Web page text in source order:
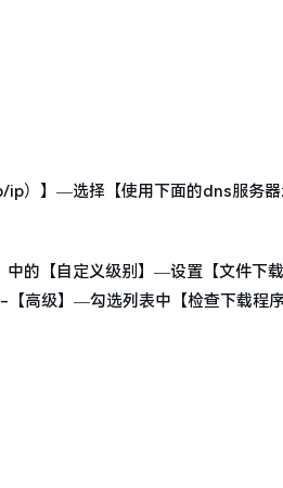
）】—选择【使用下面的dns服务
的【自定义级别】—设置【文件下
高级】—勾选列表中【检查下载程